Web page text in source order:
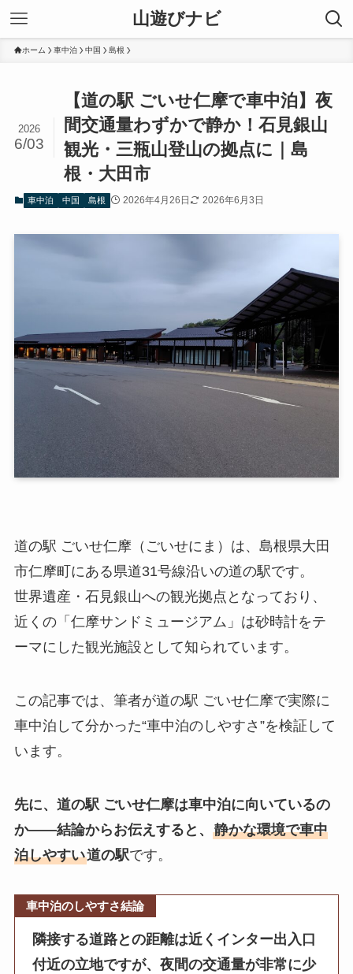
山遊びナビ
ホーム 車中泊 中国 島根
【道の駅 ごいせ仁摩で車中泊】夜
間交通量わずかで静か！石見銀山
観光・三瓶山登山の拠点に｜島
根・大田市
2026
6/03
車中泊 中国 島根 2026年4月26日 2026年6月3日
道の駅 ごいせ仁摩（ごいせにま）は、島根県大田
市仁摩町にある県道31号線沿いの道の駅です。
世界遺産・石見銀山への観光拠点となっており、
近くの「仁摩サンドミュージアム」は砂時計をテ
ーマにした観光施設として知られています。
この記事では、筆者が道の駅 ごいせ仁摩で実際に
車中泊して分かった“車中泊のしやすさ”を検証して
います。
先に、道の駅 ごいせ仁摩は車中泊に向いているの
か——結論からお伝えすると、 静かな環境で車中
泊しやすい道の駅です。
車中泊のしやすさ結論
隣接する道路との距離は近くインター出入口
付近の立地ですが、夜間の交通量が非常に少